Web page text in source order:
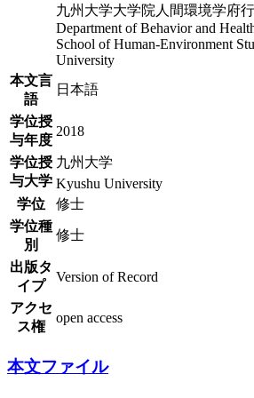
九州大学大学院人間環境学府
Department of Behavior and
School of Human-Environment
University
本文言
語
日本語
学位授
与年度
2018
学位授
与大学
九州大学
Kyushu University
学位
修士
学位種
別
修士
出版タ
イプ
Version of Record
アクセ
ス権
open access
本文ファイル